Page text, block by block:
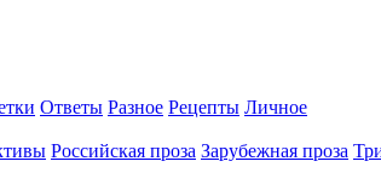
Ответы Разное Рецепты Личное
Российская проза Зарубежная проза